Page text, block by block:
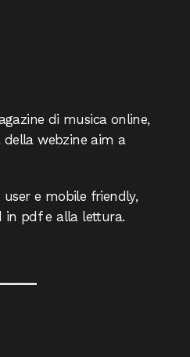
di musica online,
webzine aim a
e mobile friendly,
in pdf e alla lettura.